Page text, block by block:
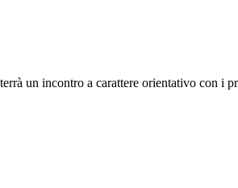
un incontro a carattere orientativo con i